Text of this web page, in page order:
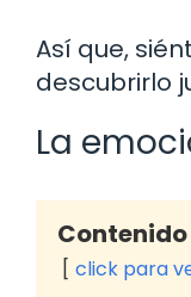
Así que,
descubrirlo
La
click para